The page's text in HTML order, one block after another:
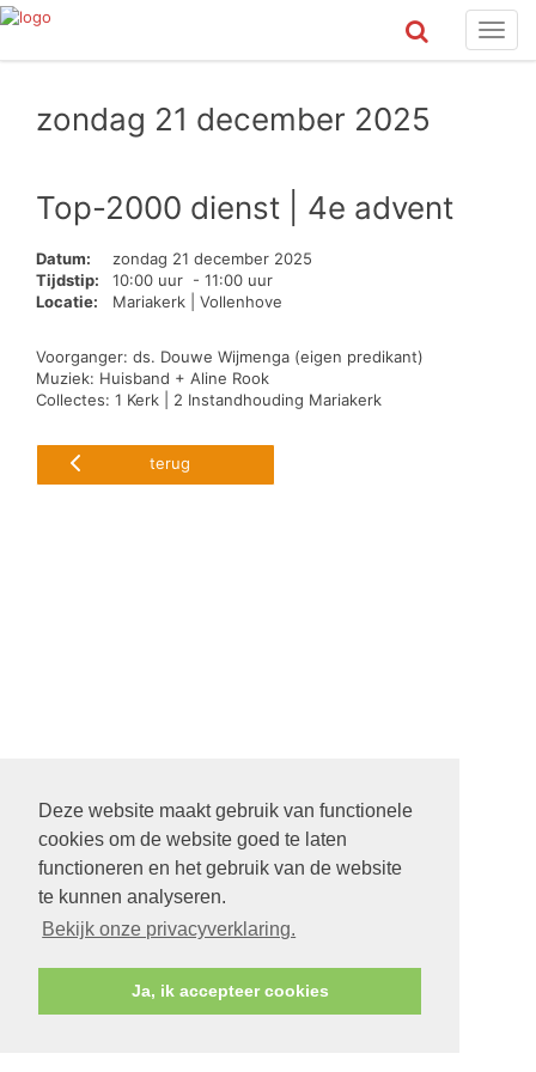
Deze website maakt gebruik van functionele
cookies om de website goed te laten
functioneren en het gebruik van de website
te kunnen analyseren.
Bekijk onze privacyverklaring.
Ja, ik accepteer cookies
zondag 21 december 2025
Top-2000 dienst | 4e advent
Datum:
zondag 21 december 2025
Tijdstip:
10:00 uur - 11:00 uur
Locatie:
Mariakerk | Vollenhove
Voorganger: ds. Douwe Wijmenga (eigen predikant)
Muziek: Huisband + Aline Rook
Collectes: 1 Kerk | 2 Instandhouding Mariakerk
terug